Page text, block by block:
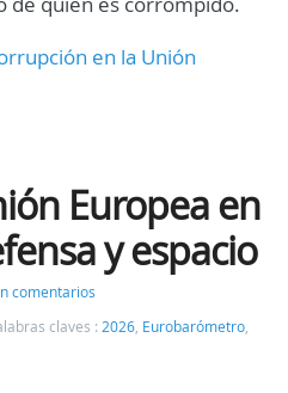
en la Unión
Europea en
y espacio
comentarios
claves : 2026, Eurobarómetro,